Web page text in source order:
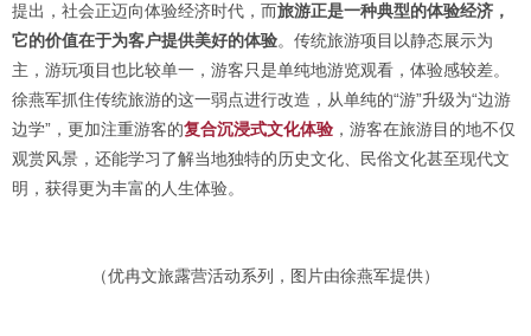
提出，社会正迈向体验经济时代，而旅游正是一种典型的体验经济，
它的价值在于为客户提供美好的体验。传统旅游项目以静态展示为
主，游玩项目也比较单一，游客只是单纯地游览观看，体验感较差。
徐燕军抓住传统旅游的这一弱点进行改造，从单纯的“游”升级为“边游
边学”，更加注重游客的复合沉浸式文化体验 ，游客在旅游目的地不仅
观赏风景，还能学习了解当地独特的历史文化、民俗文化甚至现代文
明，获得更为丰富的人生体验。
（优冉文旅露营活动系列，图片由徐燕军提供）